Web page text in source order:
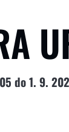
do 1. 9.